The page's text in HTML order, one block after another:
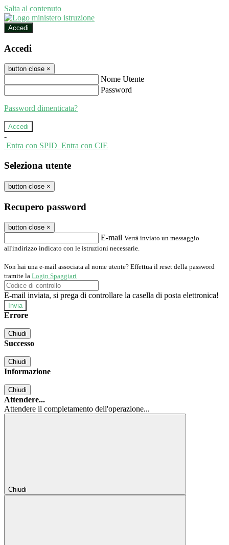
Salta al contenuto
Accedi
Accedi
button close ×
Nome Utente
Password
Password dimenticata?
-
Entra con SPID Entra con CIE
Seleziona utente
button close ×
Recupero password
button close ×
E-mail Verrà inviato un messaggio
all'indirizzo indicato con le istruzioni necessarie.
Non hai una e-mail associata al nome utente? Effettua il reset della password
tramite la Login Spaggiari
E-mail inviata, si prega di controllare la casella di posta elettronica!
Errore
Chiudi
Successo
Chiudi
Informazione
Chiudi
Attendere...
Attendere il completamento dell'operazione...
Chiudi